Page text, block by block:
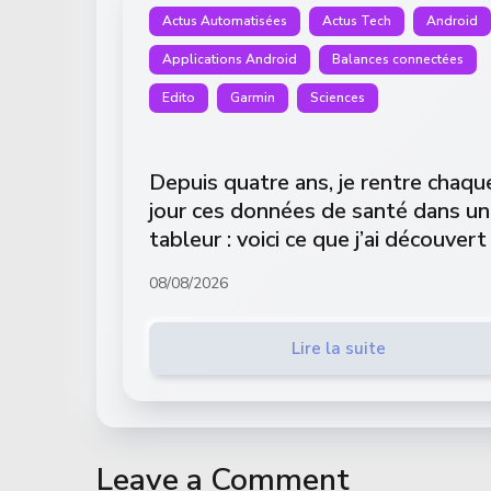
Actus Automatisées Actus Tech Android
Applications Android Balances connectées
Edito Garmin Sciences
Depuis quatre ans, je rentre
jour ces données de santé dans un
tableur : voici ce que j’ai découvert
08/08/2026
Lire la suite
Leave a Comment